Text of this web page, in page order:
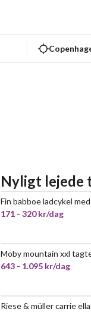
Nyligt lejede
Fin babboe ladcykel
171 - 320 kr/dag
643 - 1.095 kr/dag
Riese & müller carrie